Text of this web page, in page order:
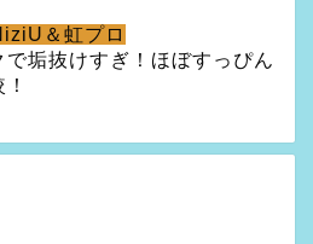
＆虹プロ
垢抜けすぎ！ほぼすっぴん